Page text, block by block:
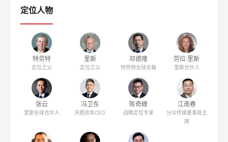
定位人物
特劳特
定位之父
里斯
定位之父
邓德隆
特劳特全球总裁
劳拉·里斯
里斯合伙人
张云
里斯全球合伙人
冯卫东
天图资本CEO
陈奇峰
战略定位专家
江南春
分众传媒董事局主
席